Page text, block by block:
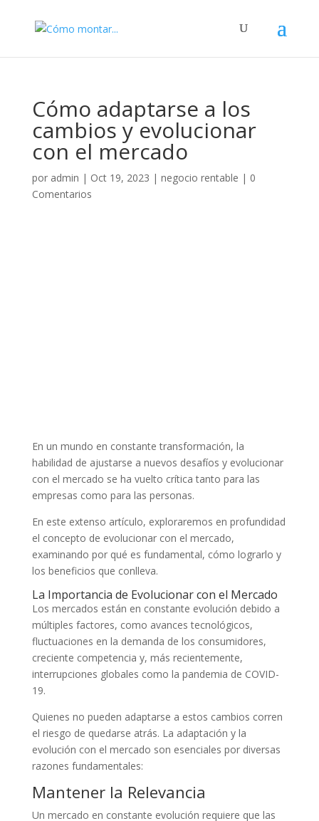
Cómo adaptarse a los
cambios y evolucionar
con el mercado
por admin | Oct 19, 2023 | negocio rentable | 0
Comentarios
En un mundo en constante transformación, la
habilidad de ajustarse a nuevos desafíos y evolucionar
con el mercado se ha vuelto crítica tanto para las
empresas como para las personas.
En este extenso artículo, exploraremos en profundidad
el concepto de evolucionar con el mercado,
examinando por qué es fundamental, cómo lograrlo y
los beneficios que conlleva.
La Importancia de Evolucionar con el Mercado
Los mercados están en constante evolución debido a
múltiples factores, como avances tecnológicos,
fluctuaciones en la demanda de los consumidores,
creciente competencia y, más recientemente,
interrupciones globales como la pandemia de COVID-
19.
Quienes no pueden adaptarse a estos cambios corren
el riesgo de quedarse atrás. La adaptación y la
evolución con el mercado son esenciales por diversas
razones fundamentales:
Mantener la Relevancia
Un mercado en constante evolución requiere que las